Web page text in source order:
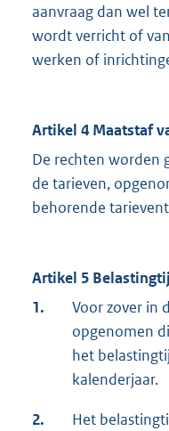
aanvraag dan wel
wordt verricht of
werken of
Artikel 4 Maatstaf
De rechten worden
de tarieven,
behorende
Artikel 5
1.
Voor zover in
opgenomen
het
kalenderjaar.
2.
Het